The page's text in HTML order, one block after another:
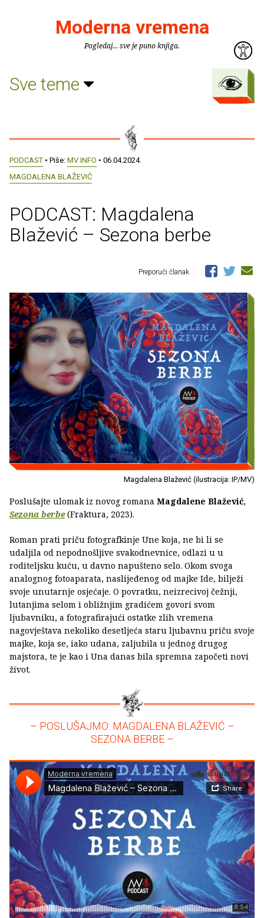
Moderna vremena
Pogledaj... sve je puno knjiga.
Sve teme
PODCAST • Piše: MV INFO • 06.04.2024.
MAGDALENA BLAŽEVIĆ
PODCAST: Magdalena
Blažević – Sezona berbe
Preporuči članak
Magdalena Blažević (ilustracija: IP/MV)
Poslušajte ulomak iz novog romana Magdalene Blažević,
Sezona berbe(Fraktura, 2023).
Roman prati priču fotografkinje Une koja, ne bi li se
udaljila od nepodnošljive svakodnevnice, odlazi u u
roditeljsku kuću, u davno napušteno selo. Okom svoga
analognog fotoaparata, naslijeđenog od majke Ide, bilježi
svoje unutarnje osjećaje. O povratku, neizrecivoj čežnji,
lutanjima selom i obližnjim gradićem govori svom
ljubavniku, a fotografirajući ostatke zlih vremena
nagovještava nekoliko desetljeća staru ljubavnu priču svoje
majke, koja se, iako udana, zaljubila u jednog drugog
majstora, te je kao i Una danas bila spremna započeti novi
život.
– POSLUŠAJMO: MAGDALENA BLAŽEVIĆ –
SEZONA BERBE –